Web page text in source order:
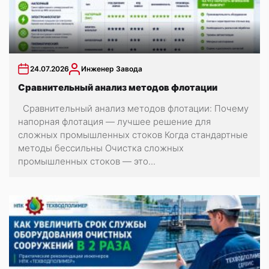
24.07.2026 Инженер Завода
Сравнительный анализ методов флотации
Сравнительный анализ методов флотации: Почему
напорная флотация — лучшее решение для
сложных промышленных стоков Когда стандартные
методы бессильны Очистка сложных
промышленных стоков — это...